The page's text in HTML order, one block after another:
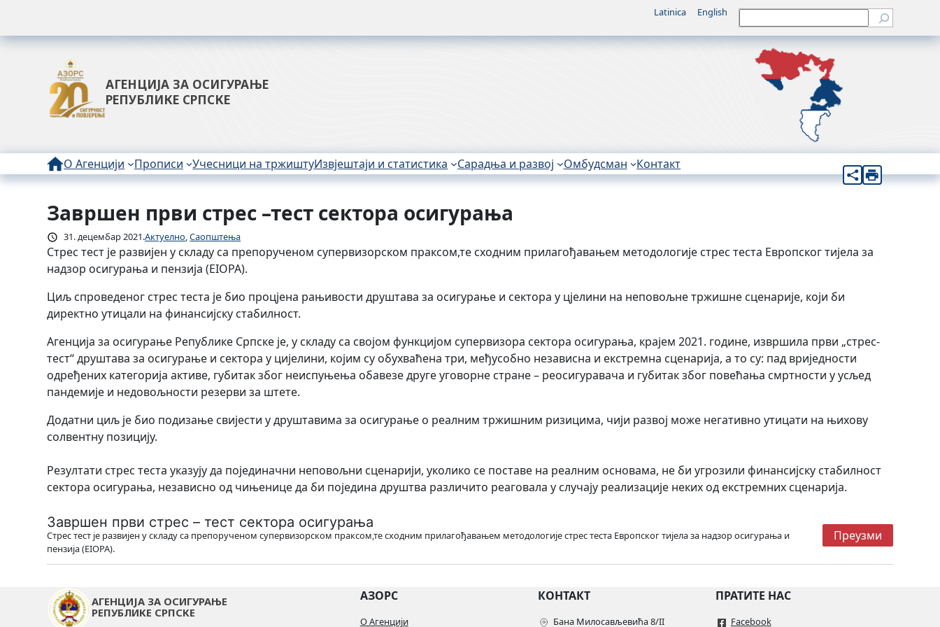
Latinica English Претрага
АГЕНЦИЈА ЗА ОСИГУРАЊЕ
РЕПУБЛИКЕ СРПСКЕ
О Агенцији Прописи Учесници на тржиштуИзвјештаји и статистика Сарадња и развој Омбудсман Контакт
Завршен први стрес –тест сектора осигурања
31. децембар 2021.Актуелно, Саопштења
Стрес тест је развијен у складу са препорученом супервизорском праксом,те сходним прилагођавањем методологије стрес теста Европског тијела за
надзор осигурања и пензија (EIOPA).
Циљ спроведеног стрес теста је био процјена рањивости друштава за осигурање и сектора у цјелини на неповољне тржишне сценарије, који би
директно утицали на финансијску стабилност.
Агенција за осигурање Републике Српске је, у складу са својом функцијом супервизора сектора осигурања, крајем 2021. године, извршила први „стрес-
тест“ друштава за осигурање и сектора у цијелини, којим су обухваћена три, међусобно независна и екстремна сценарија, а то су: пад вриједности
одређених категорија активе, губитак због неиспуњења обавезе друге уговорне стране – реосигуравача и губитак због повећања смртности у усљед
пандемије и недовољности резерви за штете.
Додатни циљ је био подизање свијести у друштавима за осигурање о реалним тржишним ризицима, чији развој може негативно утицати на њихову
солвентну позицију.
Резултати стрес теста указују да појединачни неповољни сценарији, уколико се поставе на реалним основама, не би угрозили финансијску стабилност
сектора осигурања, независно од чињенице да би поједина друштва различито реаговала у случају реализације неких од екстремних сценарија.
Завршен први стрес – тест сектора осигурања
Стрес тест је развијен у складу са препорученом супервизорском праксом,те сходним прилагођавањем методологије стрес теста Европског тијела за надзор осигурања и
пензија (EIOPA).
Преузми
АГЕНЦИЈА ЗА ОСИГУРАЊЕ
РЕПУБЛИКЕ СРПСКЕ
АЗОРС
О Агенцији
КОНТАКТ
Бана Милосављевића 8/II
ПРАТИТЕ НАС
Facebook